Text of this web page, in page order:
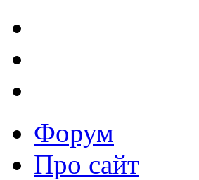
Форум
Про сайт